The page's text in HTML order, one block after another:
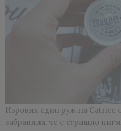
Изрових един руж на Catrice
забравила, че е страшно